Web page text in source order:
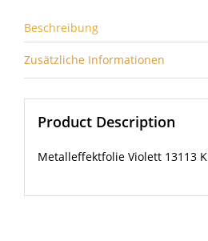
Beschreibung
Zusätzliche Informationen
Product Description
Metalleffektfolie Violett 13113 K